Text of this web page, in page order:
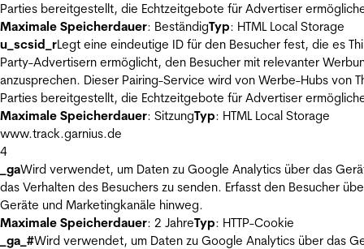
Parties bereitgestellt, die Echtzeitgebote für Advertiser
Maximale Speicherdauer: BeständigTyp: HTML Local Storage
u_scsid_rLegt eine eindeutige ID für den Besucher fest, die es
Party-Advertisern ermöglicht, den Besucher mit relevanter
anzusprechen. Dieser Pairing-Service wird von Werbe-Hubs von
Parties bereitgestellt, die Echtzeitgebote für Advertiser
Maximale Speicherdauer: SitzungTyp: HTML Local Storage
www.track.garnius.de
4
_gaWird verwendet, um Daten zu Google Analytics über das
das Verhalten des Besuchers zu senden. Erfasst den Besucher
Geräte und Marketingkanäle hinweg.
Maximale Speicherdauer: 2 JahreTyp: HTTP-Cookie
_ga_#Wird verwendet, um Daten zu Google Analytics über das